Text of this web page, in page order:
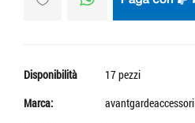
Disponibilità
17 pezzi
Marca:
avantgardeaccessori